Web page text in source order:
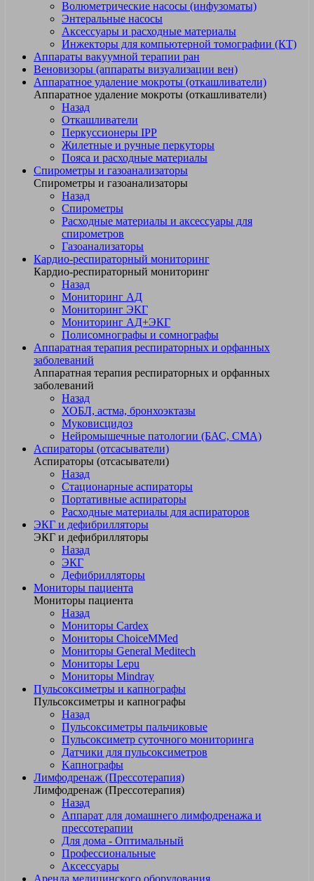
Волюметрические насосы (инфузоматы)
Энтеральные насосы
Аксессуары и расходные материалы
Инжекторы для компьютерной томографии (КТ)
Аппараты вакуумной терапии ран
Веновизоры (аппараты визуализации вен)
Аппаратное удаление мокроты (откашливатели)
Аппаратное удаление мокроты (откашливатели)
Назад
Откашливатели
Перкуссионеры IPP
Жилетные и ручные перкуторы
Пояса и расходные материалы
Спирометры и газоанализаторы
Спирометры и газоанализаторы
Назад
Спирометры
Расходные материалы и аксессуары для
спирометров
Газоанализаторы
Кардио-респираторный мониторинг
Кардио-респираторный мониторинг
Назад
Мониторинг АД
Мониторинг ЭКГ
Мониторинг АД+ЭКГ
Полисомнографы и сомнографы
Аппаратная терапия респираторных и орфанных
заболеваний
Аппаратная терапия респираторных и орфанных
заболеваний
Назад
ХОБЛ, астма, бронхоэктазы
Муковисцидоз
Нейромышечные патологии (БАС, СМА)
Аспираторы (отсасыватели)
Аспираторы (отсасыватели)
Назад
Стационарные аспираторы
Портативные аспираторы
Расходные материалы для аспираторов
ЭКГ и дефибрилляторы
ЭКГ и дефибрилляторы
Назад
ЭКГ
Дефибрилляторы
Мониторы пациента
Мониторы пациента
Назад
Мониторы Cardex
Мониторы ChoiceMMed
Мониторы General Meditech
Мониторы Lepu
Мониторы Mindray
Пульсоксиметры и капнографы
Пульсоксиметры и капнографы
Назад
Пульсоксиметры пальчиковые
Пульсоксиметр суточного мониторинга
Датчики для пульсоксиметров
Kапнографы
Лимфодренаж (Прессотерапия)
Лимфодренаж (Прессотерапия)
Назад
Аппарат для домашнего лимфодренажа и
прессотерапии
Для дома - Оптимальный
Профессиональные
Аксессуары
Аренда медицинского оборудования